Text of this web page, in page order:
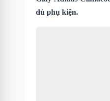
đủ phụ kiện.